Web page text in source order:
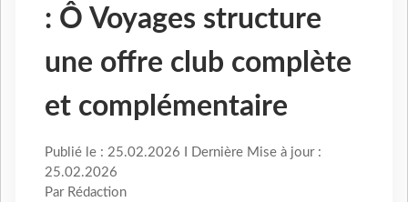
: Ô Voyages structure
une offre club complète
et complémentaire
Publié le : 25.02.2026 I Dernière Mise à jour :
25.02.2026
Par Rédaction